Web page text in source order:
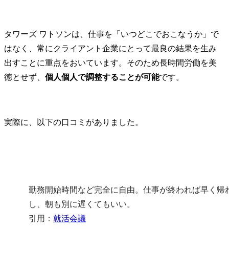
タワーズ ワトソンは、仕事を「いつどこでおこなうか」で
はなく、常にクライアント企業にとって最良の結果を生み
出すことに重点をおいています。そのため長時間労働を美
徳とせず、 個人個人で調整することが可能です。
実際に、以下の口コミがありました。
勤務開始時間など完全に自由。仕事が終われば早く帰
し、朝も別に遅くてもいい。
引用： 就活会議